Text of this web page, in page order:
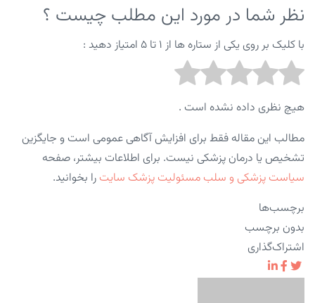
نظر شما در مورد این مطلب چیست ؟
با کلیک بر روی یکی از ستاره ها از ۱ تا ۵ امتیاز دهید :
هیچ نظری داده نشده است .
مطالب این مقاله فقط برای افزایش آگاهی عمومی است و جایگزین
تشخیص یا درمان پزشکی نیست. برای اطلاعات بیشتر، صفحه
سیاست پزشکی و سلب مسئولیت پزشک سایت را بخوانید.
برچسب‌ها
بدون برچسب
اشتراک‌گذاری